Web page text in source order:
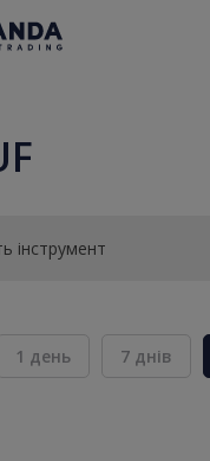
інструмент
1 день 7 днів